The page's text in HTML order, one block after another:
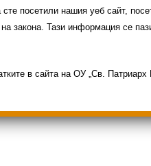
услуги История
за ученици
сте посетили нашия уеб сайт,
закона. Тази информация се
в сайта на ОУ „Св.